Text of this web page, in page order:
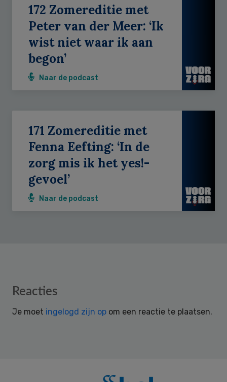
172 Zomereditie met
Peter van der Meer: ‘Ik
wist niet waar ik aan
begon’
Naar de podcast
171 Zomereditie met
Fenna Eefting: ‘In de
zorg mis ik het yes!-
gevoel’
Naar de podcast
Reader
Reacties
Je moet ingelogd zijn op om een reactie te plaatsen.